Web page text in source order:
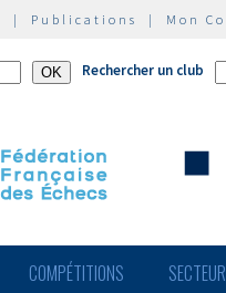
| Publications | Mon
Rechercher un club
COMPÉTITIONS